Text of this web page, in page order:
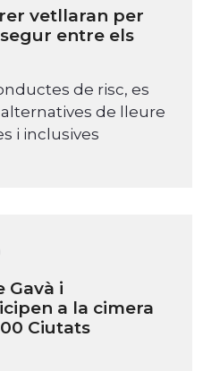
vetllaran per
entre els
de risc, es
de lleure
i inclusives
Gavà i
a la cimera
Ciutats